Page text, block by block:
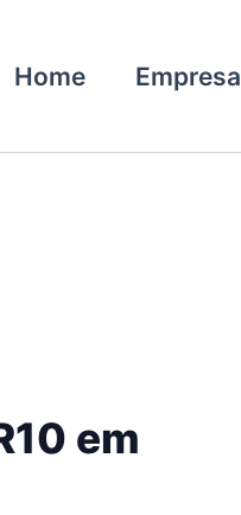
Home Empresa
em